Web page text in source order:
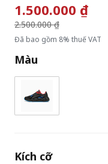
1.500.000 ₫Giá
2.500.000 ₫
đến
Đã bao gồm 8% thuế VAT
Màu
Kích cỡ